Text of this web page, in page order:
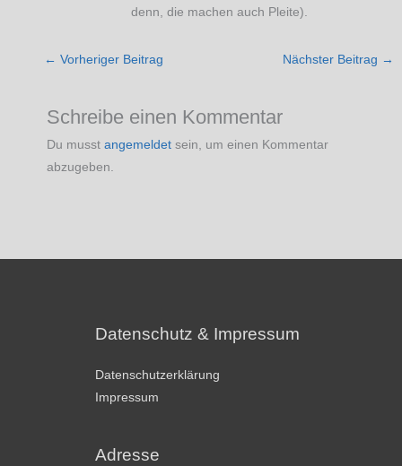
denn, die machen auch Pleite).
← Vorheriger Beitrag Nächster Beitrag →
Schreibe einen Kommentar
Du musstangemeldet sein, um einen Kommentar
abzugeben.
Datenschutz & Impressum
Datenschutzerklärung
Impressum
Adresse